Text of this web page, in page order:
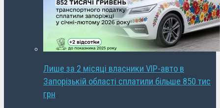
Лише за 2 місяці власники VIP-авто в
Запорізькій області сплатили більше 850 тис
грн